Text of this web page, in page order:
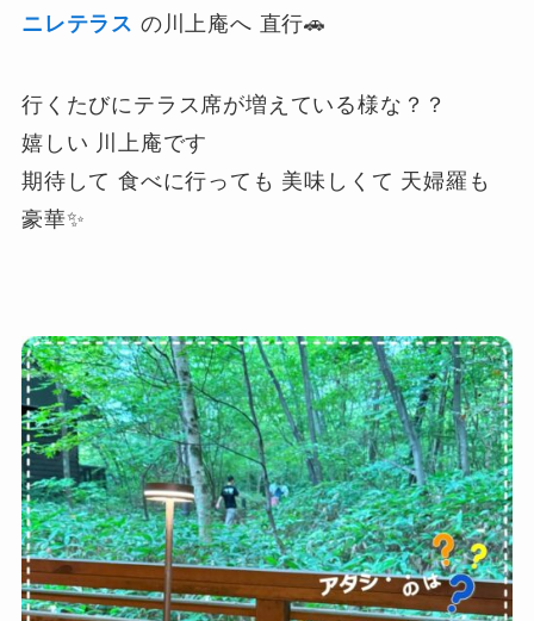
ニレテラス の川上庵へ 直行🚗
行くたびにテラス席が増えている様な？？
嬉しい 川上庵です
期待して 食べに行っても 美味しくて 天婦羅も
豪華✨